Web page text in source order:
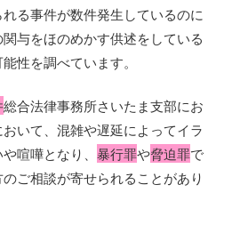
る事件が数件発生しているのに
与をほのめかす供述をしている
性を調べています。
総合法律事務所さいたま支部にお
おいて、混雑や遅延によってイラ
喧嘩となり、暴行罪や脅迫罪で
ご相談が寄せられることがあり